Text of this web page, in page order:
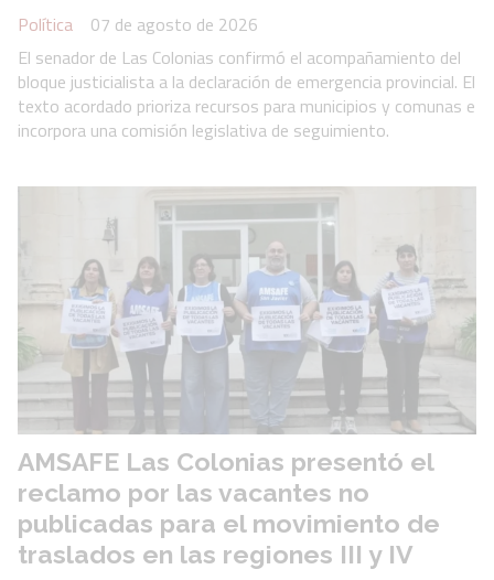
Política
07 de agosto de 2026
El senador de Las Colonias confirmó el acompañamiento del
bloque justicialista a la declaración de emergencia provincial. El
texto acordado prioriza recursos para municipios y comunas e
incorpora una comisión legislativa de seguimiento.
AMSAFE Las Colonias presentó el
reclamo por las vacantes no
publicadas para el movimiento de
traslados en las regiones III y IV